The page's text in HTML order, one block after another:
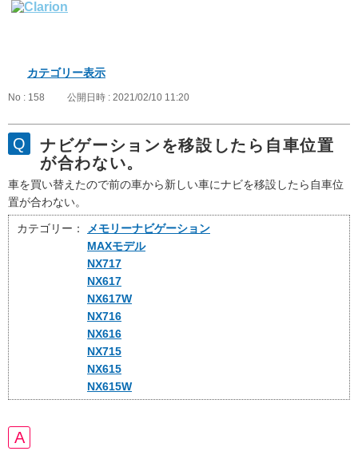
カテゴリー表示
No : 158 公開日時 : 2021/02/10 11:20
ナビゲーションを移設したら自車位置
が合わない。
車を買い替えたので前の車から新しい車にナビを移設したら自車位
置が合わない。
カテゴリー：
メモリーナビゲーション
MAXモデル
NX717
NX617
NX617W
NX716
NX616
NX715
NX615
NX615W